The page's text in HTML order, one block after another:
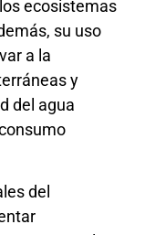
ecosistemas
su uso
a la
y
del agua
del